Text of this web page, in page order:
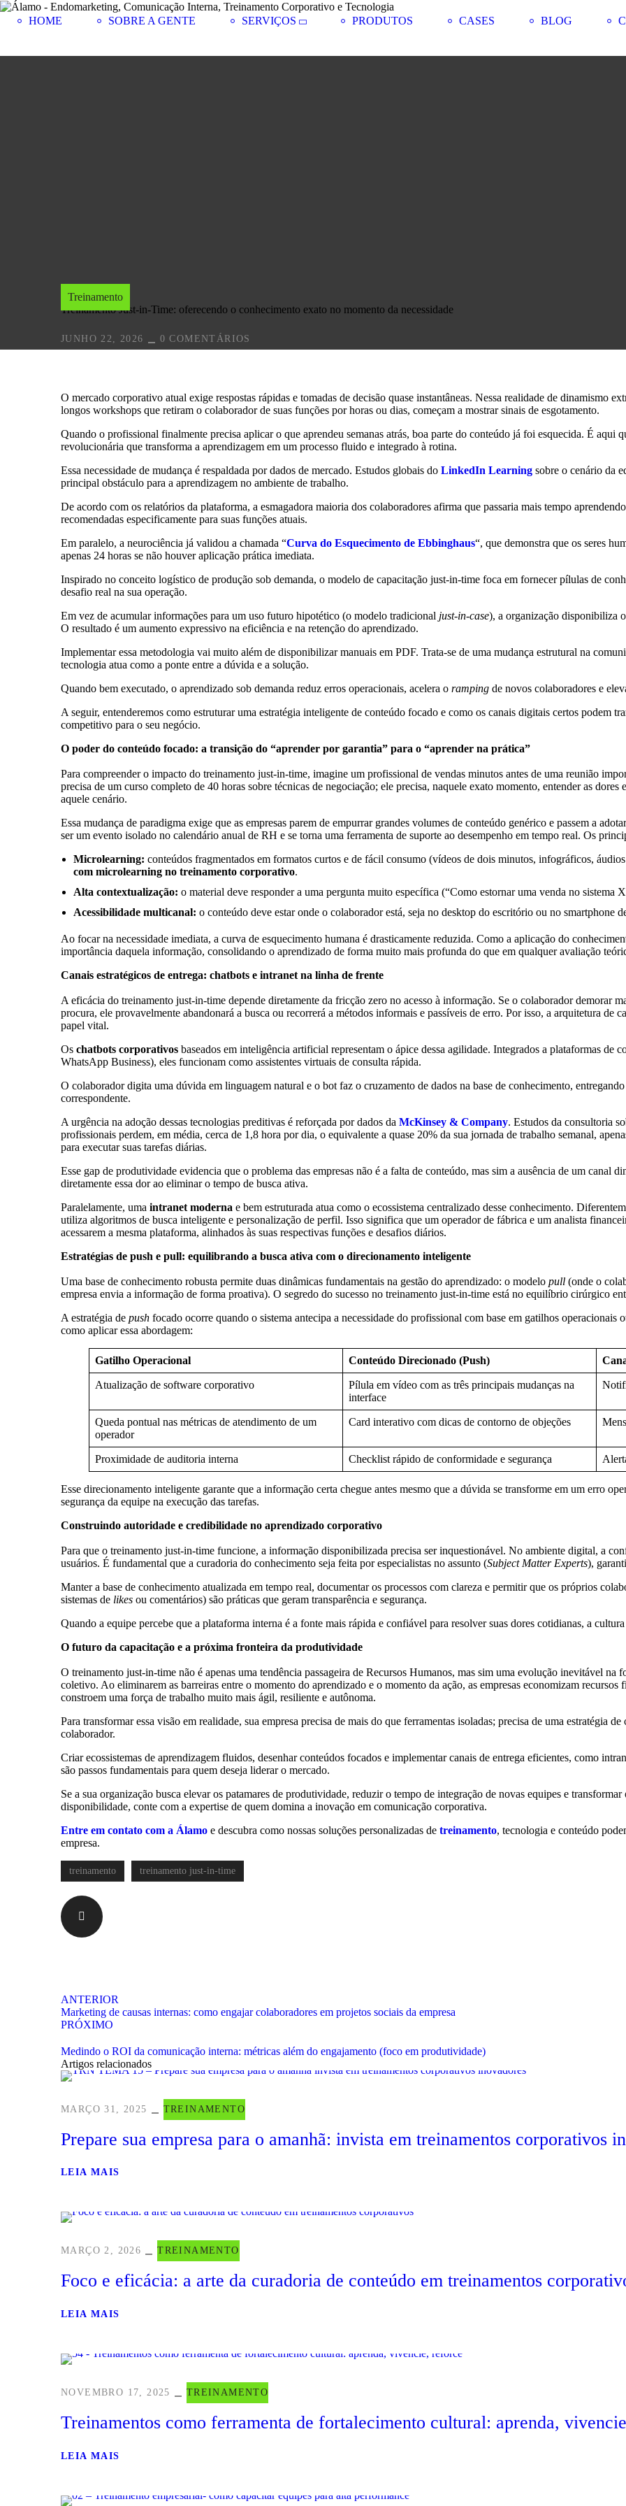
HOME SOBRE A GENTE SERVIÇOS PRODUTOS CASES BLOG
Treinamento
Treinamento Just-in-Time: oferecendo o conhecimento exato no momento da necessidade
JUNHO 22, 2026 0 COMENTÁRIOS
O mercado corporativo atual exige respostas rápidas e tomadas de decisão quase instantâneas. Nessa realidade de dinamismo
longos workshops que retiram o colaborador de suas funções por horas ou dias, começam a mostrar sinais de esgotamento.
Quando o profissional finalmente precisa aplicar o que aprendeu semanas atrás, boa parte do conteúdo já foi esquecida. É aqui
revolucionária que transforma a aprendizagem em um processo fluido e integrado à rotina.
Essa necessidade de mudança é respaldada por dados de mercado. Estudos globais do LinkedIn Learning sobre o cenário da
principal obstáculo para a aprendizagem no ambiente de trabalho.
De acordo com os relatórios da plataforma, a esmagadora maioria dos colaboradores afirma que passaria mais tempo
recomendadas especificamente para suas funções atuais.
Em paralelo, a neurociência já validou a chamada “Curva do Esquecimento de Ebbinghaus“, que demonstra que os seres
apenas 24 horas se não houver aplicação prática imediata.
Inspirado no conceito logístico de produção sob demanda, o modelo de capacitação just-in-time foca em fornecer pílulas de
desafio real na sua operação.
Em vez de acumular informações para um uso futuro hipotético (o modelo tradicional just-in-case), a organização disponibiliza
O resultado é um aumento expressivo na eficiência e na retenção do aprendizado.
Implementar essa metodologia vai muito além de disponibilizar manuais em PDF. Trata-se de uma mudança estrutural na
tecnologia atua como a ponte entre a dúvida e a solução.
Quando bem executado, o aprendizado sob demanda reduz erros operacionais, acelera o ramping de novos colaboradores e
A seguir, entenderemos como estruturar uma estratégia inteligente de conteúdo focado e como os canais digitais certos podem
competitivo para o seu negócio.
O poder do conteúdo focado: a transição do “aprender por garantia” para o “aprender na prática”
Para compreender o impacto do treinamento just-in-time, imagine um profissional de vendas minutos antes de uma reunião
precisa de um curso completo de 40 horas sobre técnicas de negociação; ele precisa, naquele exato momento, entender as
aquele cenário.
Essa mudança de paradigma exige que as empresas parem de empurrar grandes volumes de conteúdo genérico e passem a
ser um evento isolado no calendário anual de RH e se torna uma ferramenta de suporte ao desempenho em tempo real. Os
Microlearning: conteúdos fragmentados em formatos curtos e de fácil consumo (vídeos de dois minutos, infográficos,
com microlearning no treinamento corporativo.
Alta contextualização: o material deve responder a uma pergunta muito específica (“Como estornar uma venda no sistema
Acessibilidade multicanal: o conteúdo deve estar onde o colaborador está, seja no desktop do escritório ou no smartphone
Ao focar na necessidade imediata, a curva de esquecimento humana é drasticamente reduzida. Como a aplicação do
importância daquela informação, consolidando o aprendizado de forma muito mais profunda do que em qualquer avaliação
Canais estratégicos de entrega: chatbots e intranet na linha de frente
A eficácia do treinamento just-in-time depende diretamente da fricção zero no acesso à informação. Se o colaborador demorar
procura, ele provavelmente abandonará a busca ou recorrerá a métodos informais e passíveis de erro. Por isso, a arquitetura de
papel vital.
Os chatbots corporativos baseados em inteligência artificial representam o ápice dessa agilidade. Integrados a plataformas de
WhatsApp Business), eles funcionam como assistentes virtuais de consulta rápida.
O colaborador digita uma dúvida em linguagem natural e o bot faz o cruzamento de dados na base de conhecimento,
correspondente.
A urgência na adoção dessas tecnologias preditivas é reforçada por dados da McKinsey & Company. Estudos da consultoria
profissionais perdem, em média, cerca de 1,8 hora por dia, o equivalente a quase 20% da sua jornada de trabalho semanal,
para executar suas tarefas diárias.
Esse gap de produtividade evidencia que o problema das empresas não é a falta de conteúdo, mas sim a ausência de um canal
diretamente essa dor ao eliminar o tempo de busca ativa.
Paralelamente, uma intranet moderna e bem estruturada atua como o ecossistema centralizado desse conhecimento.
utiliza algoritmos de busca inteligente e personalização de perfil. Isso significa que um operador de fábrica e um analista
acessarem a mesma plataforma, alinhados às suas respectivas funções e desafios diários.
Estratégias de push e pull: equilibrando a busca ativa com o direcionamento inteligente
Uma base de conhecimento robusta permite duas dinâmicas fundamentais na gestão do aprendizado: o modelo pull (onde o
empresa envia a informação de forma proativa). O segredo do sucesso no treinamento just-in-time está no equilíbrio cirúrgico
A estratégia de push focado ocorre quando o sistema antecipa a necessidade do profissional com base em gatilhos operacionais
como aplicar essa abordagem:
Gatilho Operacional Conteúdo Direcionado (Push)
Atualização de software corporativo
Pílula em vídeo com as três principais mudanças na
interface
Queda pontual nas métricas de atendimento de um
operador
Card interativo com dicas de contorno de objeções
Proximidade de auditoria interna Checklist rápido de conformidade e segurança
Esse direcionamento inteligente garante que a informação certa chegue antes mesmo que a dúvida se transforme em um erro
segurança da equipe na execução das tarefas.
Construindo autoridade e credibilidade no aprendizado corporativo
Para que o treinamento just-in-time funcione, a informação disponibilizada precisa ser inquestionável. No ambiente digital, a
usuários. É fundamental que a curadoria do conhecimento seja feita por especialistas no assunto (Subject Matter Experts),
Manter a base de conhecimento atualizada em tempo real, documentar os processos com clareza e permitir que os próprios
sistemas de likes ou comentários) são práticas que geram transparência e segurança.
Quando a equipe percebe que a plataforma interna é a fonte mais rápida e confiável para resolver suas dores cotidianas, a
O futuro da capacitação e a próxima fronteira da produtividade
O treinamento just-in-time não é apenas uma tendência passageira de Recursos Humanos, mas sim uma evolução inevitável na
coletivo. Ao eliminarem as barreiras entre o momento do aprendizado e o momento da ação, as empresas economizam
constroem uma força de trabalho muito mais ágil, resiliente e autônoma.
Para transformar essa visão em realidade, sua empresa precisa de mais do que ferramentas isoladas; precisa de uma estratégia
colaborador.
Criar ecossistemas de aprendizagem fluidos, desenhar conteúdos focados e implementar canais de entrega eficientes, como
são passos fundamentais para quem deseja liderar o mercado.
Se a sua organização busca elevar os patamares de produtividade, reduzir o tempo de integração de novas equipes e
disponibilidade, conte com a expertise de quem domina a inovação em comunicação corporativa.
Entre em contato com a Álamo e descubra como nossas soluções personalizadas de treinamento, tecnologia e conteúdo
empresa.
treinamento treinamento just-in-time
ANTERIOR
Marketing de causas internas: como engajar colaboradores em projetos sociais da empresa
PRÓXIMO
Medindo o ROI da comunicação interna: métricas além do engajamento (foco em produtividade)
Artigos relacionados
MARÇO 31, 2025 TREINAMENTO
Prepare sua empresa para o amanhã: invista em treinamentos corporativos
LEIA MAIS
MARÇO 2, 2026 TREINAMENTO
Foco e eficácia: a arte da curadoria de conteúdo em treinamentos
LEIA MAIS
NOVEMBRO 17, 2025 TREINAMENTO
Treinamentos como ferramenta de fortalecimento cultural: aprenda,
LEIA MAIS